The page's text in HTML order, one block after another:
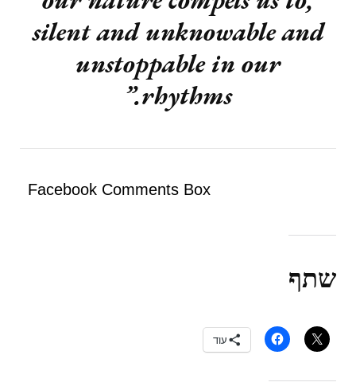
silent and unknowable and
unstoppable in our
rhythms.”
Facebook Comments Box
שתף
עוד